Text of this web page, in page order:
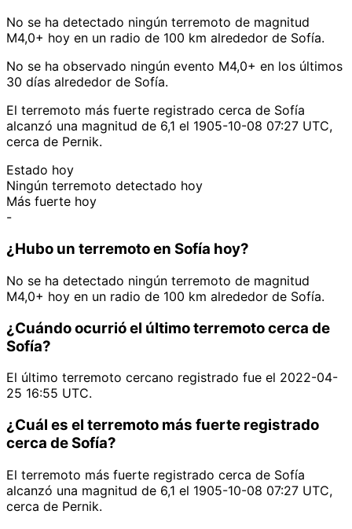
No se ha detectado ningún terremoto de magnitud
M4,0+ hoy en un radio de 100 km alrededor de Sofía.
No se ha observado ningún evento M4,0+ en los últimos
30 días alrededor de Sofía.
El terremoto más fuerte registrado cerca de Sofía
alcanzó una magnitud de 6,1 el 1905-10-08 07:27 UTC,
cerca de Pernik.
Estado hoy
Ningún terremoto detectado hoy
Más fuerte hoy
-
¿Hubo un terremoto en Sofía hoy?
No se ha detectado ningún terremoto de magnitud
M4,0+ hoy en un radio de 100 km alrededor de Sofía.
¿Cuándo ocurrió el último terremoto cerca de
Sofía?
El último terremoto cercano registrado fue el 2022-04-
25 16:55 UTC.
¿Cuál es el terremoto más fuerte registrado
cerca de Sofía?
El terremoto más fuerte registrado cerca de Sofía
alcanzó una magnitud de 6,1 el 1905-10-08 07:27 UTC,
cerca de Pernik.